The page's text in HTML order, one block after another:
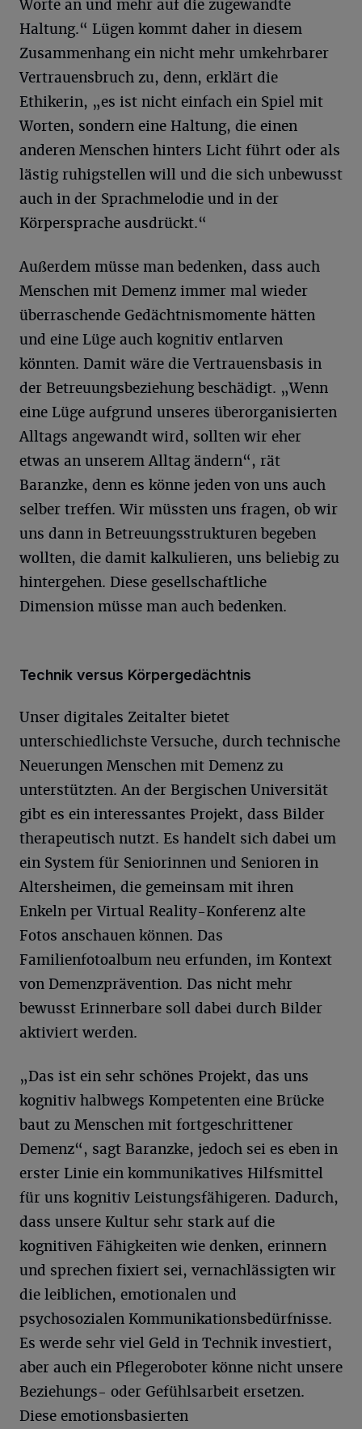
Worte an und mehr auf die zugewandte
Haltung.“ Lügen kommt daher in diesem
Zusammenhang ein nicht mehr umkehrbarer
Vertrauensbruch zu, denn, erklärt die
Ethikerin, „es ist nicht einfach ein Spiel mit
Worten, sondern eine Haltung, die einen
anderen Menschen hinters Licht führt oder als
lästig ruhigstellen will und die sich unbewusst
auch in der Sprachmelodie und in der
Körpersprache ausdrückt.“
Außerdem müsse man bedenken, dass auch
Menschen mit Demenz immer mal wieder
überraschende Gedächtnismomente hätten
und eine Lüge auch kognitiv entlarven
könnten. Damit wäre die Vertrauensbasis in
der Betreuungsbeziehung beschädigt. „Wenn
eine Lüge aufgrund unseres überorganisierten
Alltags angewandt wird, sollten wir eher
etwas an unserem Alltag ändern“, rät
Baranzke, denn es könne jeden von uns auch
selber treffen. Wir müssten uns fragen, ob wir
uns dann in Betreuungsstrukturen begeben
wollten, die damit kalkulieren, uns beliebig zu
hintergehen. Diese gesellschaftliche
Dimension müsse man auch bedenken.
Technik versus Körpergedächtnis
Unser digitales Zeitalter bietet
unterschiedlichste Versuche, durch technische
Neuerungen Menschen mit Demenz zu
unterstützten. An der Bergischen Universität
gibt es ein interessantes Projekt, dass Bilder
therapeutisch nutzt. Es handelt sich dabei um
ein System für Seniorinnen und Senioren in
Altersheimen, die gemeinsam mit ihren
Enkeln per Virtual Reality-Konferenz alte
Fotos anschauen können. Das
Familienfotoalbum neu erfunden, im Kontext
von Demenzprävention. Das nicht mehr
bewusst Erinnerbare soll dabei durch Bilder
aktiviert werden.
„Das ist ein sehr schönes Projekt, das uns
kognitiv halbwegs Kompetenten eine Brücke
baut zu Menschen mit fortgeschrittener
Demenz“, sagt Baranzke, jedoch sei es eben in
erster Linie ein kommunikatives Hilfsmittel
für uns kognitiv Leistungsfähigeren. Dadurch,
dass unsere Kultur sehr stark auf die
kognitiven Fähigkeiten wie denken, erinnern
und sprechen fixiert sei, vernachlässigten wir
die leiblichen, emotionalen und
psychosozialen Kommunikationsbedürfnisse.
Es werde sehr viel Geld in Technik investiert,
aber auch ein Pflegeroboter könne nicht unsere
Beziehungs- oder Gefühlsarbeit ersetzen.
Diese emotionsbasierten